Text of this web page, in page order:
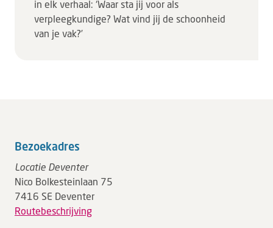
in elk verhaal: ‘Waar sta jij voor als
verpleegkundige? Wat vind jij de schoonheid
van je vak?’
Bezoekadres
Locatie Deventer
Nico Bolkesteinlaan 75
7416 SE Deventer
Routebeschrijving